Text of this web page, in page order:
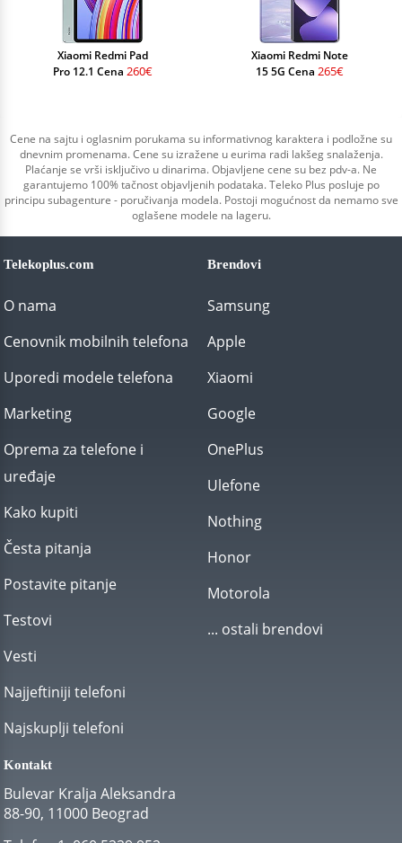
Xiaomi Redmi Pad
Pro 12.1 Cena 260€
Xiaomi Redmi Note
15 5G Cena 265€
Cene na sajtu i oglasnim porukama su informativnog karaktera i podložne su
dnevnim promenama. Cene su izražene u eurima radi lakšeg snalaženja.
Plaćanje se vrši isključivo u dinarima. Objavljene cene su bez pdv-a. Ne
garantujemo 100% tačnost objavljenih podataka. Teleko Plus posluje po
principu subagenture - poručivanja modela. Postoji mogućnost da nemamo sve
oglašene modele na lageru.
Telekoplus.com
O nama
Cenovnik mobilnih telefona
Uporedi modele telefona
Marketing
Oprema za telefone i
uređaje
Kako kupiti
Česta pitanja
Postavite pitanje
Testovi
Vesti
Najjeftiniji telefoni
Najskuplji telefoni
Brendovi
Samsung
Apple
Xiaomi
Google
OnePlus
Ulefone
Nothing
Honor
Motorola
... ostali brendovi
Kontakt
Bulevar Kralja Aleksandra
88-90, 11000 Beograd